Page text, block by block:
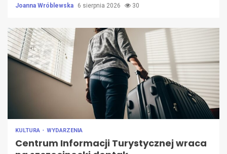
Joanna Wróblewska 6 sierpnia 2026 30
KULTURA WYDARZENIA
Centrum Informacji Turystycznej wraca